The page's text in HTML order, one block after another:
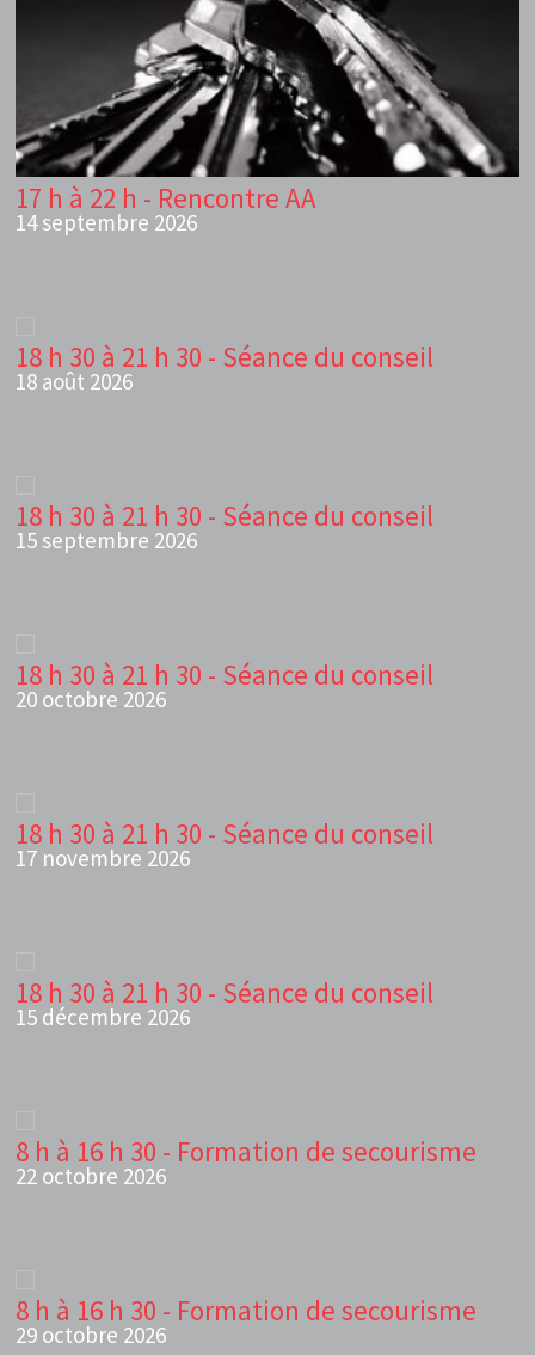
17 h à 22 h - Rencontre AA
14 septembre 2026
18 h 30 à 21 h 30 - Séance du conseil
18 août 2026
18 h 30 à 21 h 30 - Séance du conseil
15 septembre 2026
18 h 30 à 21 h 30 - Séance du conseil
20 octobre 2026
18 h 30 à 21 h 30 - Séance du conseil
17 novembre 2026
18 h 30 à 21 h 30 - Séance du conseil
15 décembre 2026
8 h à 16 h 30 - Formation de secourisme
22 octobre 2026
8 h à 16 h 30 - Formation de secourisme
29 octobre 2026